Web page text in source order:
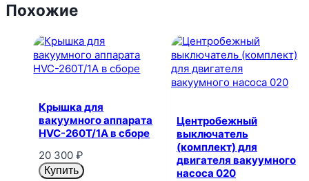
Похожие
Крышка для
вакуумного аппарата
HVC-260T/1A в сборе
20 300₽
Купить
Центробежный
выключатель
(комплект) для
двигателя вакуумного
насоса 020